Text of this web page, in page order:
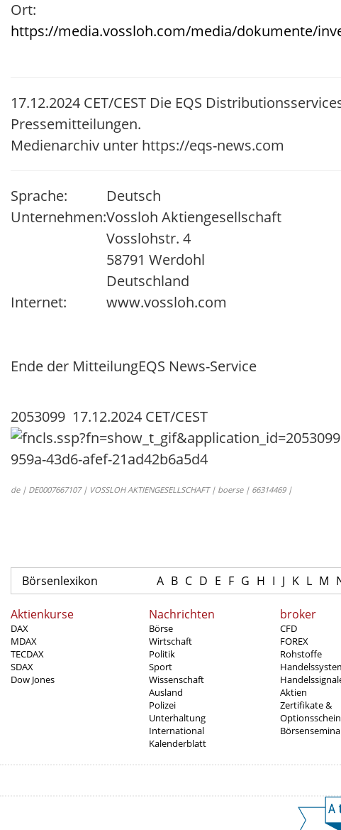
Ort:
https://media.vossloh.com/media/dokumente/
17.12.2024 CET/CEST Die EQS
Pressemitteilungen.
Medienarchiv unter https://eqs-news.com
Sprache:
Deutsch
Unternehmen:Vossloh Aktiengesellschaft
Vosslohstr. 4
58791 Werdohl
Deutschland
Internet:
www.vossloh.com
Ende der MitteilungEQS News-Service
2053099 17.12.2024 CET/CEST
de | DE0007667107 | VOSSLOH AKTIENGESELLSCHAFT | boerse | 66314469 |
Börsenlexikon A B C D E F G H I J K L M
Aktienkurse
DAX
MDAX
TECDAX
SDAX
Dow Jones
Nachrichten
Börse
Wirtschaft
Politik
Sport
Wissenschaft
Ausland
Polizei
Unterhaltung
International
Kalenderblatt
broker
CFD
FOREX
Rohstoffe
Aktien
Zertifikate &